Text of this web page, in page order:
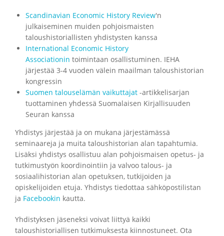
Scandinavian Economic History Review'n
julkaiseminen muiden pohjoismaisten
taloushistoriallisten yhdistysten kanssa
International Economic History
Associationin toimintaan osallistuminen. IEHA
järjestää 3-4 vuoden välein maailman taloushistorian
kongressin
Suomen talouselämän vaikuttajat -artikkelisarjan
tuottaminen yhdessä Suomalaisen Kirjallisuuden
Seuran kanssa
Yhdistys järjestää ja on mukana järjestämässä
seminaareja ja muita taloushistorian alan tapahtumia.
Lisäksi yhdistys osallistuu alan pohjoismaisen opetus- ja
tutkimustyön koordinointiin ja valvoo talous- ja
sosiaalihistorian alan opetuksen, tutkijoiden ja
opiskelijoiden etuja. Yhdistys tiedottaa sähköpostilistan
ja Facebookin kautta.
Yhdistyksen jäseneksi voivat liittyä kaikki
taloushistoriallisen tutkimuksesta kiinnostuneet. Ota